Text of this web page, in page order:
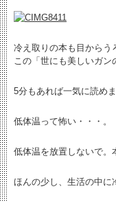
冷え取りの本も目からう
この「世にも美しいガン
5分もあれば一気に読めま
低体温って怖い・・・。
低体温を放置しないで。
ほんの少し、生活の中に